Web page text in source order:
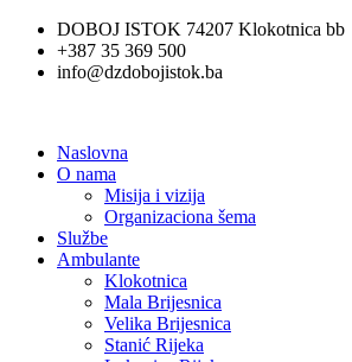
Skip
content
DOBOJ ISTOK 74207 Klokotnica bb
+387 35 369 500
info@dzdobojistok.ba
Naslovna
O nama
Misija i vizija
Organizaciona šema
Službe
Ambulante
Klokotnica
Mala Brijesnica
Velika Brijesnica
Stanić Rijeka